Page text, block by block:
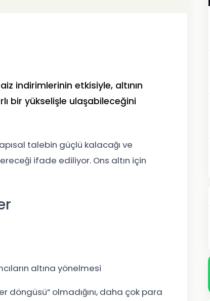
indirimlerinin etkisiyle, altının
bir yükselişle ulaşabileceğini
talebin güçlü kalacağı ve
ifade ediliyor. Ons altın için
altına yönelmesi
döngüsü” olmadığını, daha çok para